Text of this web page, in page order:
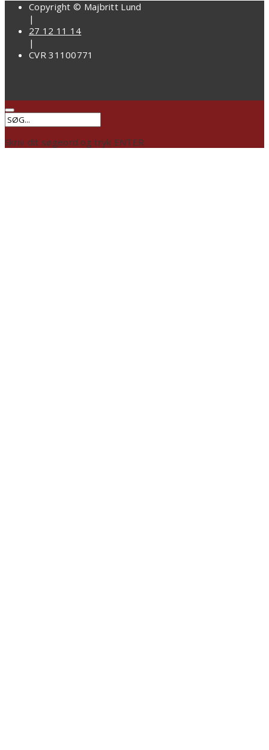
Copyright © Majbritt Lund
|
27 12 11 14
|
CVR 31100771
Skriv dit søgeord og tryk ENTER